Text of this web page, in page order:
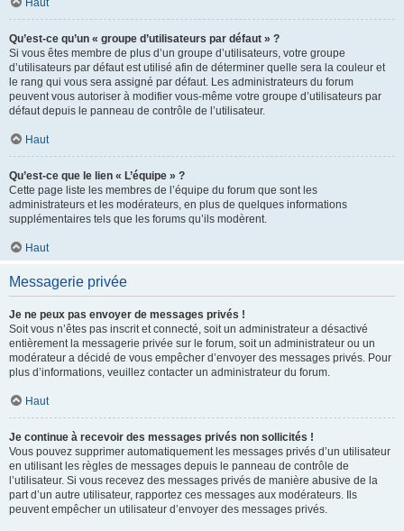
Haut
Qu’est-ce qu’un « groupe d’utilisateurs par défaut » ?
Si vous êtes membre de plus d’un groupe d’utilisateurs, votre groupe
d’utilisateurs par défaut est utilisé afin de déterminer quelle sera la couleur et
le rang qui vous sera assigné par défaut. Les administrateurs du forum
peuvent vous autoriser à modifier vous-même votre groupe d’utilisateurs par
défaut depuis le panneau de contrôle de l’utilisateur.
Haut
Qu’est-ce que le lien « L’équipe » ?
Cette page liste les membres de l’équipe du forum que sont les
administrateurs et les modérateurs, en plus de quelques informations
supplémentaires tels que les forums qu’ils modèrent.
Haut
Messagerie privée
Je ne peux pas envoyer de messages privés !
Soit vous n’êtes pas inscrit et connecté, soit un administrateur a désactivé
entièrement la messagerie privée sur le forum, soit un administrateur ou un
modérateur a décidé de vous empêcher d’envoyer des messages privés. Pour
plus d’informations, veuillez contacter un administrateur du forum.
Haut
Je continue à recevoir des messages privés non sollicités !
Vous pouvez supprimer automatiquement les messages privés d’un utilisateur
en utilisant les règles de messages depuis le panneau de contrôle de
l’utilisateur. Si vous recevez des messages privés de manière abusive de la
part d’un autre utilisateur, rapportez ces messages aux modérateurs. Ils
peuvent empêcher un utilisateur d’envoyer des messages privés.